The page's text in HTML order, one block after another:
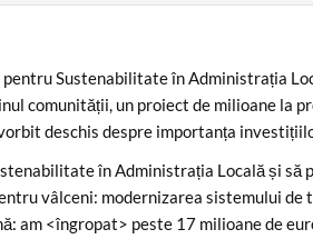
Sustenabilitate în Administrația
comunității, un proiect de milioane la
deschis despre importanța
în Administrația Locală și să
vâlceni: modernizarea sistemului de
am <îngropat> peste 17 milioane de